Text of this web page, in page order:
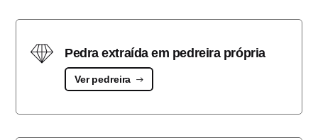
Pedra extraída em pedreira própria
Ver pedreira